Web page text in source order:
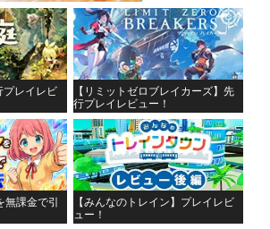
プレイレビ
【リミットゼロブレイカーズ】先
行プレイレビュー！
無課金で引
【みんなのトレイン】プレイレビ
ュー！